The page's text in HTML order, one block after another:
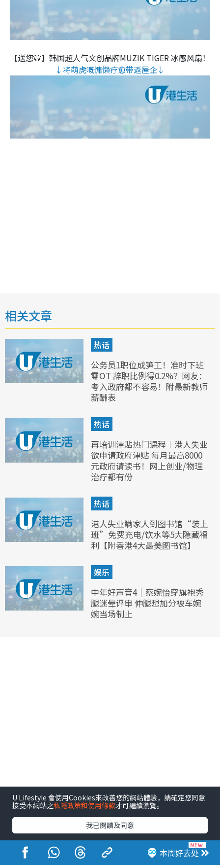
【送您🐯】韩国超人气文创品牌MUZIK TIGER 冰感风扇！
↓将萌虎嘅慵懒疗愈带返屋企↓
相关文章
热话
公务员1职位成笋工！准时下班
零OT 辞职比例得0.2%？网友：
考入政府都不容易！附最新教师
薪酬表
热话
再培训津贴热门课程︱港人失业
欲申请政府津贴 每月最高8000
元政府请读书！网上创业/物理
治疗都有份
热话
港人失业瞒家人到图书馆“装上
班”免费充电/饮水等5大隐藏福
利【附香港4大最美图书馆】
娱乐
中年好声音4｜蔡婉怡穿旗袍秀
腿迷晕评审 伸腿想加分被车婉
婉当场制止
本周好去处
港玩港食港生活
U Lifestyle 會使用Cookies來改善您的網站體驗，請確定您同意
接受本網站之私隱政策和使用條款才可繼續瀏覽。
我已閱讀及同意